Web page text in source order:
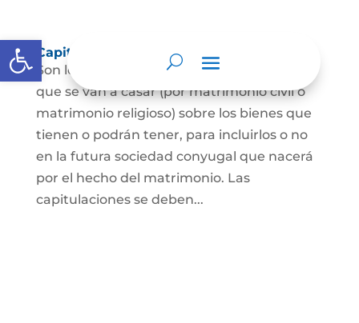
Abrir barra de herramientas
Capitulaciones Matrimoniales
Son los acuerdos que hacen las personas
que se van a casar (por matrimonio civil o
matrimonio religioso) sobre los bienes que
tienen o podrán tener, para incluirlos o no
en la futura sociedad conyugal que nacerá
por el hecho del matrimonio. Las
capitulaciones se deben...